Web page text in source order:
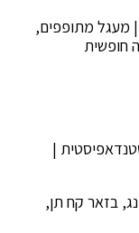
יגלום | מעגל מתופפים,
חופשית
סטנדאפיסטית |
סטיילינג, בזאר קח תן,